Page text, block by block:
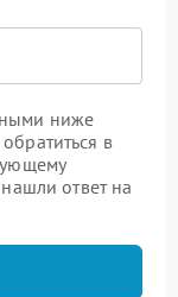
ниже
в
ответ на